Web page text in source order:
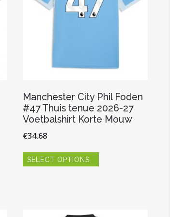
Manchester City Phil Foden
#47 Thuis tenue 2026-27
Voetbalshirt Korte Mouw
€34.68
SELECT OPTIONS